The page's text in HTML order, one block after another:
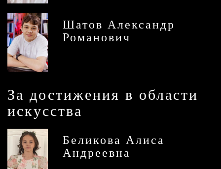
Шатов Александр
Романович
За достижения в области
искусства
Беликова Алиса
Андреевна